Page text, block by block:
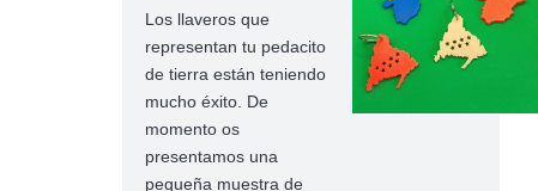
Los llaveros que
representan tu pedacito
de tierra están teniendo
mucho éxito. De
momento os
presentamos una
pequeña muestra de